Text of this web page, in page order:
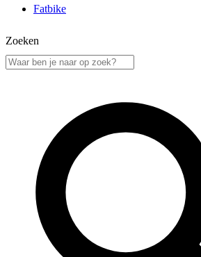
Fatbike
Zoeken